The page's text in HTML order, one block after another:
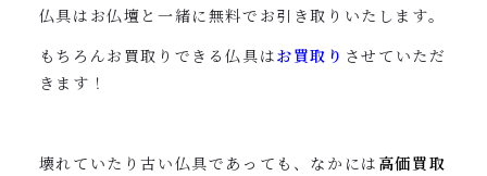
仏具はお仏壇と一緒に無料でお引き取りいたします。
もちろんお買取りできる仏具はお買取り させていただ
きます！
壊れていたり古い仏具であっても、なかには 高価買取